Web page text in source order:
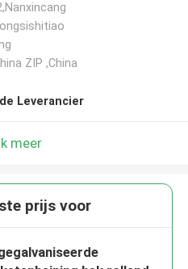
ZIP ,China
Leverancier
meer
prijs voor